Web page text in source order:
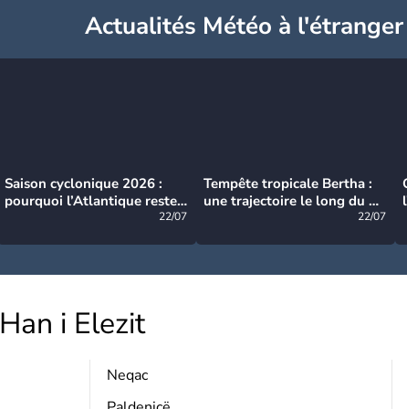
Actualités Météo à l'étranger
Saison cyclonique 2026 :
pourquoi l’Atlantique reste
22/07
Tempête tropicale Bertha :
une trajectoire le long du du
22/07
Han i Elezit
Neqac